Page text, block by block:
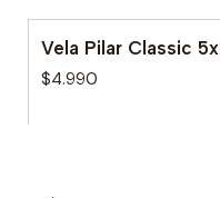
Vela Pilar Classic
$4.990